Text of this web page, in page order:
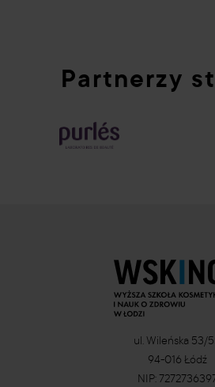
Partnerzy
ul. Wileńska 53/
94-016 Łódź
NIP: